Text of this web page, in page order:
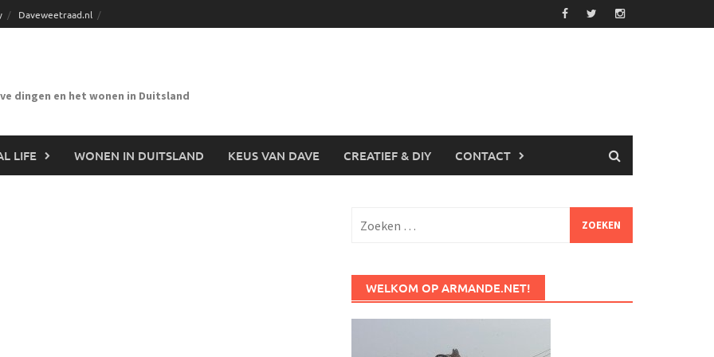
Daveweetraad.nl
dingen en het wonen in Duitsland
LIFE WONEN IN DUITSLAND KEUS VAN DAVE CREATIEF & DIY CONTACT
naar:
WELKOM OP ARMANDE.NET!